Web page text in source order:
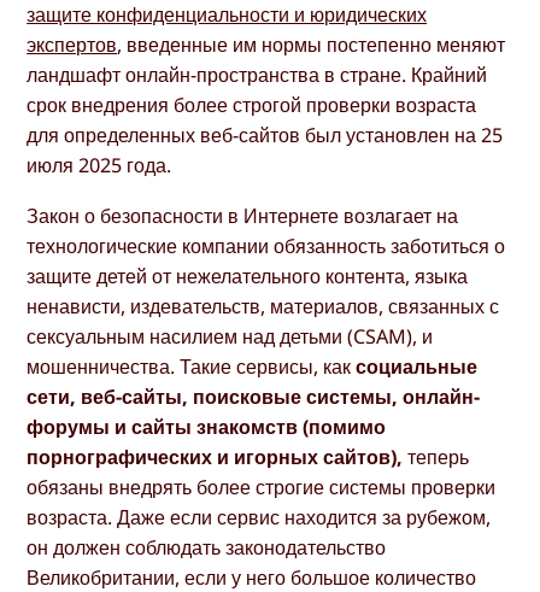
защите конфиденциальности и юридических
экспертов, введенные им нормы постепенно меняют
ландшафт онлайн-пространства в стране. Крайний
срок внедрения более строгой проверки возраста
для определенных веб-сайтов был установлен на 25
июля 2025 года.
Закон о безопасности в Интернете возлагает на
технологические компании обязанность заботиться о
защите детей от нежелательного контента, языка
ненависти, издевательств, материалов, связанных с
сексуальным насилием над детьми (CSAM), и
мошенничества. Такие сервисы, каксоциальные
сети, веб-сайты, поисковые системы, онлайн-
форумы и сайты знакомств (помимо
порнографических и игорных сайтов), теперь
обязаны внедрять более строгие системы проверки
возраста. Даже если сервис находится за рубежом,
он должен соблюдать законодательство
Великобритании, если у него большое количество